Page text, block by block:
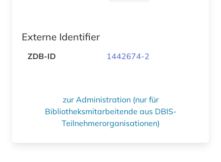
Externe Identifier
ZDB-ID 1442674-2
zur Administration (nur für
Bibliotheksmitarbeitende aus DBIS-
Teilnehmerorganisationen)